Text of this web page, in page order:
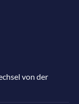
von der